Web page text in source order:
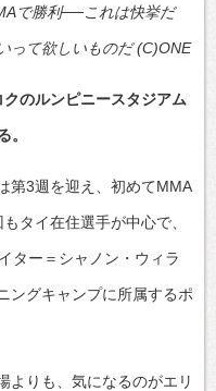
で勝利──これは快挙だ
って欲しいものだ (C)ONE
のルンピニースタジアム
。
第3週を迎え、初めてMMA
タイ在住選手が中心で、
ター＝シャノン・ウィラ
ングキャンプに所属するポ
よりも、気になるのがエリ